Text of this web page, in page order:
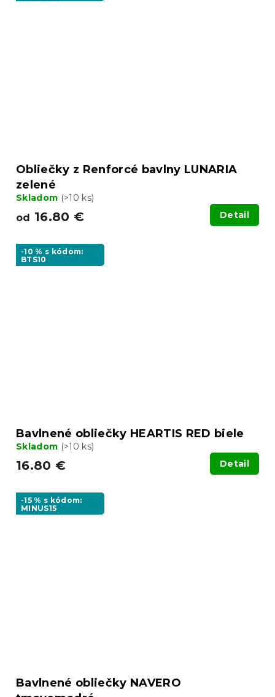
Obliečky z Renforcé bavlny LUNARIA
zelené
Skladom (>10 ks)
od 16.80 € Detail
-10 % s kódom:
BTS10
Bavlnené obliečky HEARTIS RED biele
Skladom (>10 ks)
16.80 € Detail
-15 % s kódom:
MINUS15
Bavlnené obliečky NAVERO